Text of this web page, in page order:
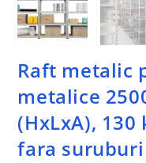
Raft metalic
metalice
(HxLxA),
fara suruburi